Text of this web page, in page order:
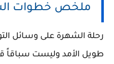
ملخص خطوات
رحلة الشهرة على وسائل
طويل الأمد وليست سباقاً